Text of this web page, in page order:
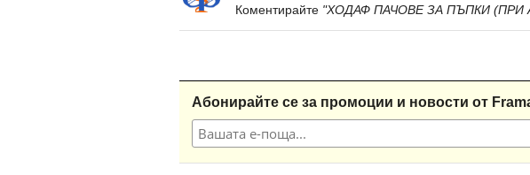
Коментирайте "ХОДАФ ПАЧОВЕ ЗА ПЪПКИ (ПРИ
Абонирайте се за промоции и новости от